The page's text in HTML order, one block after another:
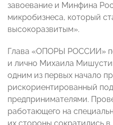
завоевание и Минфина
микробизнеса, который
высокоразвитым».
Глава «ОПОРЫ РОССИИ»
и лично Михаила
одним из первых начало
рискориентированный
предпринимателями.
работающего на